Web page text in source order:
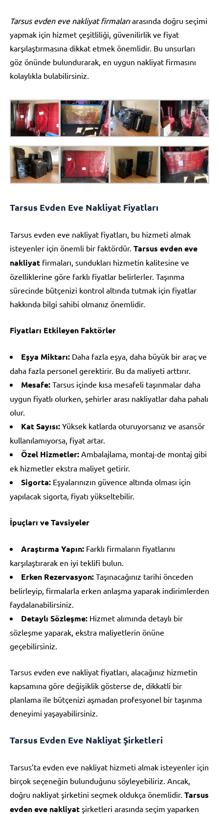
Tarsus evden eve nakliyat firmalarıarasında doğru seçimi
yapmak için hizmet çeşitliliği, güvenilirlik ve fiyat
karşılaştırmasına dikkat etmek önemlidir. Bu unsurları
göz önünde bulundurarak, en uygun nakliyat firmasını
kolaylıkla bulabilirsiniz.
Tarsus Evden Eve Nakliyat Fiyatları
Tarsus evden eve nakliyat fiyatları, bu hizmeti almak
isteyenler için önemli bir faktördür. Tarsus evden eve
nakliyat firmaları, sundukları hizmetin kalitesine ve
özelliklerine göre farklı fiyatlar belirlerler. Taşınma
sürecinde bütçenizi kontrol altında tutmak için fiyatlar
hakkında bilgi sahibi olmanız önemlidir.
Fiyatları Etkileyen Faktörler
Eşya Miktarı: Daha fazla eşya, daha büyük bir araç ve
daha fazla personel gerektirir. Bu da maliyeti arttırır.
Mesafe: Tarsus içinde kısa mesafeli taşınmalar daha
uygun fiyatlı olurken, şehirler arası nakliyatlar daha pahalı
olur.
Kat Sayısı: Yüksek katlarda oturuyorsanız ve asansör
kullanılamıyorsa, fiyat artar.
Özel Hizmetler: Ambalajlama, montaj-de montaj gibi
ek hizmetler ekstra maliyet getirir.
Sigorta: Eşyalarınızın güvence altında olması için
yapılacak sigorta, fiyatı yükseltebilir.
İpuçları ve Tavsiyeler
Araştırma Yapın: Farklı firmaların fiyatlarını
karşılaştırarak en iyi teklifi bulun.
Erken Rezervasyon: Taşınacağınız tarihi önceden
belirleyip, firmalarla erken anlaşma yaparak indirimlerden
faydalanabilirsiniz.
Detaylı Sözleşme: Hizmet alımında detaylı bir
sözleşme yaparak, ekstra maliyetlerin önüne
geçebilirsiniz.
Tarsus evden eve nakliyat fiyatları, alacağınız hizmetin
kapsamına göre değişiklik gösterse de, dikkatli bir
planlama ile bütçenizi aşmadan profesyonel bir taşınma
deneyimi yaşayabilirsiniz.
Tarsus Evden Eve Nakliyat Şirketleri
Tarsus’ta evden eve nakliyat hizmeti almak isteyenler için
birçok seçeneğin bulunduğunu söyleyebiliriz. Ancak,
doğru nakliyat şirketini seçmek oldukça önemlidir. Tarsus
evden eve nakliyat şirketleri arasında seçim yaparken